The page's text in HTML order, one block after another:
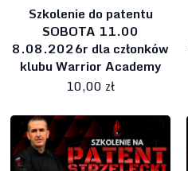
Szkolenie do patentu
SOBOTA 11.00
8.08.2026r dla członków
klubu Warrior Academy
10,00 zł